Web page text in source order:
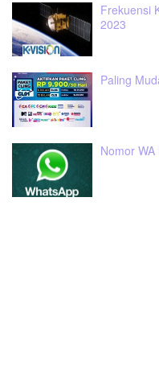
Frekuensi
2023
Paling
Nomor